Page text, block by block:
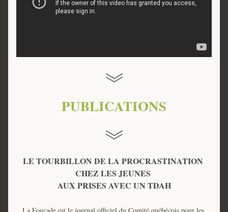
PUBLICATIONS
LE TOURBILLON DE LA PROCRASTINATION
CHEZ LES JEUNES
AUX PRISES AVEC UN TDAH